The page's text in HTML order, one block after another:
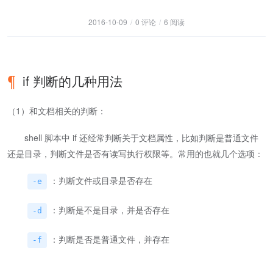
2016-10-09 / 0 评论 / 6 阅读
if 判断的几种用法
（1）和文档相关的判断：
shell 脚本中 if 还经常判断关于文档属性，比如判断是普通文件
还是目录，判断文件是否有读写执行权限等。常用的也就几个选项：
-e ：判断文件或目录是否存在
-d ：判断是不是目录，并是否存在
-f ：判断是否是普通文件，并存在